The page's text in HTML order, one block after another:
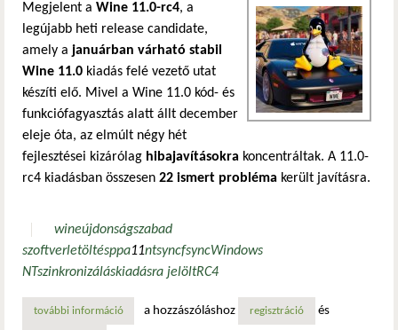
Megjelent a Wine 11.0-rc4, a
legújabb heti release candidate,
amely a januárban várható stabil
Wine 11.0 kiadás felé vezető utat
készíti elő. Mivel a Wine 11.0 kód- és
funkciófagyasztás alatt állt december
eleje óta, az elmúlt négy hét
fejlesztései kizárólag hibajavításokra koncentráltak. A 11.0-
rc4 kiadásban összesen 22 ismert probléma került javításra.
wineújdonságszabad
szoftverletöltésppa11ntsyncfsyncWindows
NTszinkronizáláskiadásra jelöltRC4
további információwine 11.0-rc4 – 22 hibajavítás a stabil verzió
a hozzászóláshoz regisztráció és